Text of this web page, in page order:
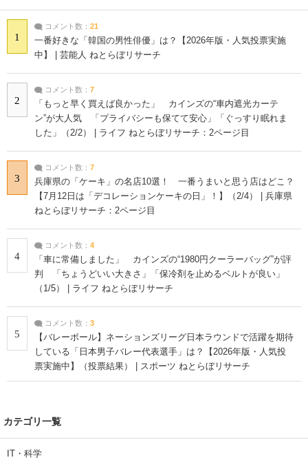
1
コメント数： 21
一番好きな「韓国の男性俳優」は？【2026年版・人気投票実施
中】 | 芸能人 ねとらぼリサーチ
2
コメント数： 7
「もっと早く買えば良かった」 カインズの“車内遮光カーテ
ン”が大人気 「プライバシーも保てて安心」「ぐっすり眠れま
した」（2/2） | ライフ ねとらぼリサーチ：2ページ目
3
コメント数： 7
兵庫県の「ケーキ」の名店10選！ 一番うまいと思う店はどこ？
【7月12日は「デコレーションケーキの日」！】（2/4） | 兵庫県
ねとらぼリサーチ：2ページ目
4
コメント数： 4
「車に常備しました」 カインズの“1980円クーラーバッグ”が評
判 「ちょうどいい大きさ」「保冷剤を止めるベルトが良い」
（1/5） | ライフ ねとらぼリサーチ
5
コメント数： 3
【バレーボール】ネーションズリーグ日本ラウンドで活躍を期待
している「日本男子バレー代表選手」は？【2026年版・人気投
票実施中】（投票結果） | スポーツ ねとらぼリサーチ
カテゴリ一覧
IT・科学